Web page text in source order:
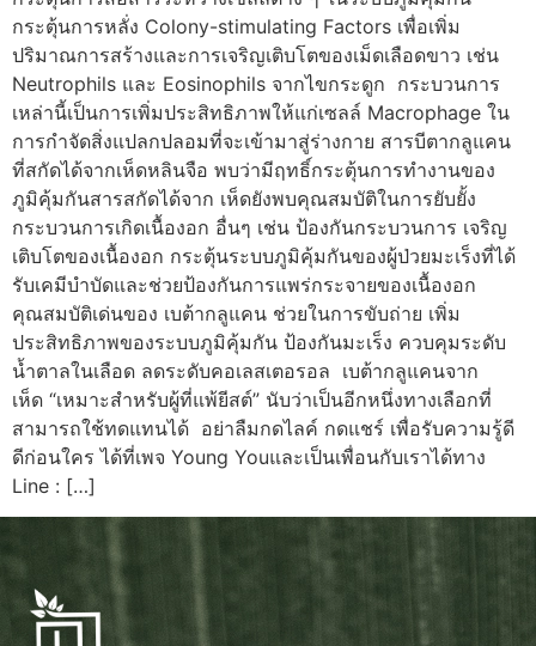
กระตุ้นการหลั่ง Colony-stimulating Factors เพื่อเพิ่ม
ปริมาณการสร้างและการเจริญเติบโตของเม็ดเลือดขาว เช่น
Neutrophils และ Eosinophils จากไขกระดูก กระบวนการ
เหล่านี้เป็นการเพิ่มประสิทธิภาพให้แก่เซลล์ Macrophage ใน
การกำจัดสิ่งแปลกปลอมที่จะเข้ามาสู่ร่างกาย สารบีตากลูแคน
ที่สกัดได้จากเห็ดหลินจือ พบว่ามีฤทธิ์กระตุ้นการทำงานของ
ภูมิคุ้มกันสารสกัดได้จาก เห็ดยังพบคุณสมบัติในการยับยั้ง
กระบวนการเกิดเนื้องอก อื่นๆ เช่น ป้องกันกระบวนการ เจริญ
เติบโตของเนื้องอก กระตุ้นระบบภูมิคุ้มกันของผู้ป่วยมะเร็งที่ได้
รับเคมีบำบัดและช่วยป้องกันการแพร่กระจายของเนื้องอก
คุณสมบัติเด่นของ เบต้ากลูแคน ช่วยในการขับถ่าย เพิ่ม
ประสิทธิภาพของระบบภูมิคุ้มกัน ป้องกันมะเร็ง ควบคุมระดับ
น้ำตาลในเลือด ลดระดับคอเลสเตอรอล เบต้ากลูแคนจาก
เห็ด “เหมาะสำหรับผู้ที่แพ้ยีสต์” นับว่าเป็นอีกหนึ่งทางเลือกที่
สามารถใช้ทดแทนได้ อย่าลืมกดไลค์ กดแชร์ เพื่อรับความรู้ดี
ดีก่อนใคร ได้ที่เพจ Young Youและเป็นเพื่อนกับเราได้ทาง
Line : […]